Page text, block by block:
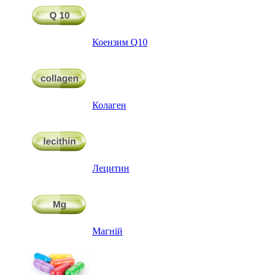
Коензим Q10
Колаген
Лецитин
Магній